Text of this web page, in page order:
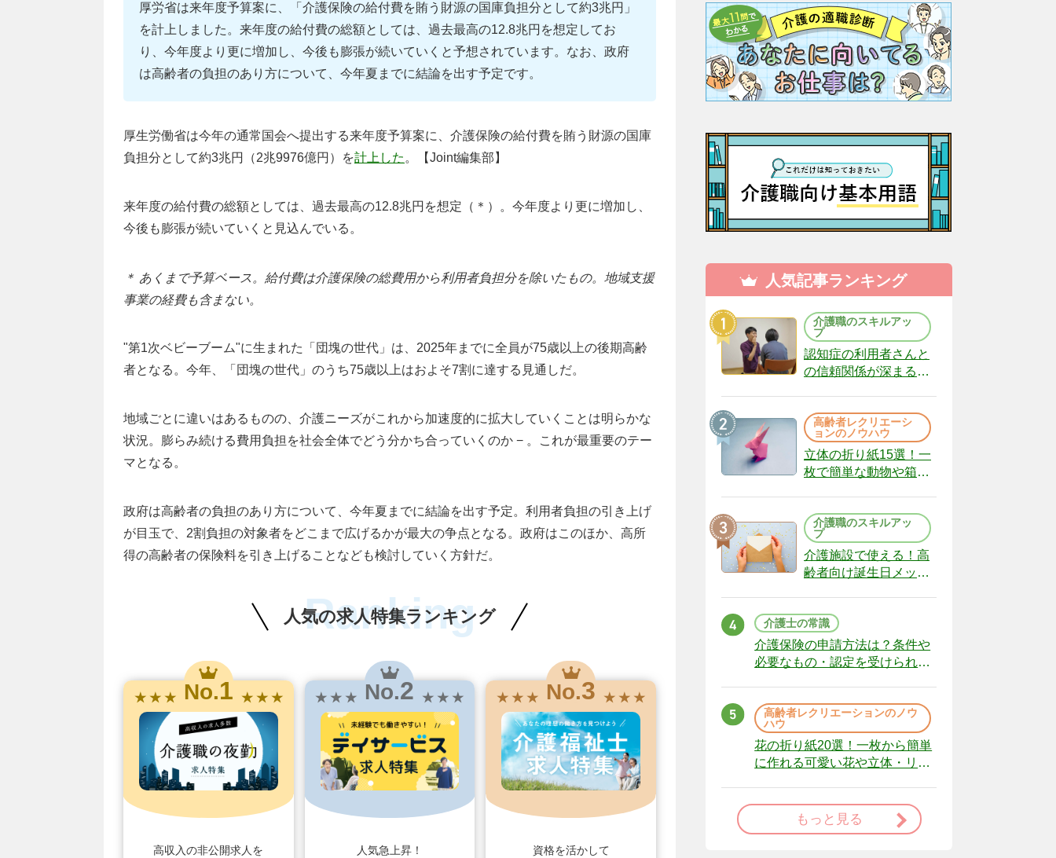
厚労省は来年度予算案に、「介護保険の給付費を賄う財源の国庫負担分として約3兆円」
を計上しました。来年度の給付費の総額としては、過去最高の12.8兆円を想定してお
り、今年度より更に増加し、今後も膨張が続いていくと予想されています。なお、政府
は高齢者の負担のあり方について、今年夏までに結論を出す予定です。
厚生労働省は今年の通常国会へ提出する来年度予算案に、介護保険の給付費を賄う財源の国庫
負担分として約3兆円（2兆9976億円）を計上した 。【Joint編集部】
来年度の給付費の総額としては、過去最高の12.8兆円を想定（＊）。今年度より更に増加し、
今後も膨張が続いていくと見込んでいる。
＊ あくまで予算ベース。給付費は介護保険の総費用から利用者負担分を除いたもの。地域支援
事業の経費も含まない。
"第1次ベビーブーム"に生まれた「団塊の世代」は、2025年までに全員が75歳以上の後期高齢
者となる。今年、「団塊の世代」のうち75歳以上はおよそ7割に達する見通しだ。
地域ごとに違いはあるものの、介護ニーズがこれから加速度的に拡大していくことは明らかな
状況。膨らみ続ける費用負担を社会全体でどう分かち合っていくのか − 。これが最重要のテー
マとなる。
政府は高齢者の負担のあり方について、今年夏までに結論を出す予定。利用者負担の引き上げ
が目玉で、2割負担の対象者をどこまで広げるかが最大の争点となる。政府はこのほか、高所
得の高齢者の保険料を引き上げることなども検討していく方針だ。
人気の求人特集ランキング
Ranking
★ ★ ★ No.1 ★ ★ ★
高収入の非公開求人を
★ ★ ★ No.2 ★ ★ ★
人気急上昇！
★ ★ ★ No.3 ★ ★ ★
資格を活かして
人気記事ランキング
介護職のスキルアッ
プ
認知症の利用者さんと
の信頼関係が深まる声
（22）
高齢者レクリエーシ
ョンのノウハウ
立体の折り紙15選！一
枚で簡単な動物や箱、
介護職のスキルアッ
プ
介護施設で使える！高
齢者向け誕生日メッセ
介護士の常識
介護保険の申請方法は？条件や
必要なもの・認定を受けられな
高齢者レクリエーションのノウ
ハウ
花の折り紙20選！一枚から簡単
に作れる可愛い花や立体・リー
もっと見る